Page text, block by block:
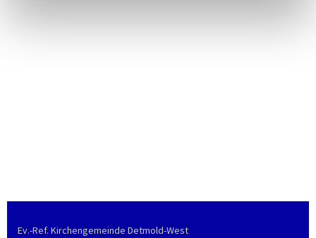
Ev.-Ref. Kirchengemeinde Detmold-West